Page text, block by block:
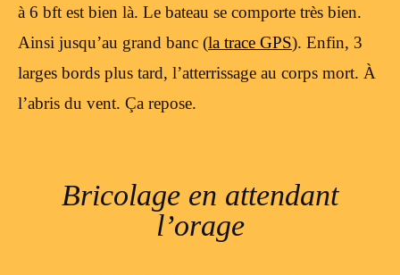
à 6 bft est bien là. Le bateau se comporte très bien.
Ainsi jusqu’au grand banc (la trace GPS). Enfin, 3
larges bords plus tard, l’atterrissage au corps mort. À
l’abris du vent. Ça repose.
Bricolage en attendant
l’orage